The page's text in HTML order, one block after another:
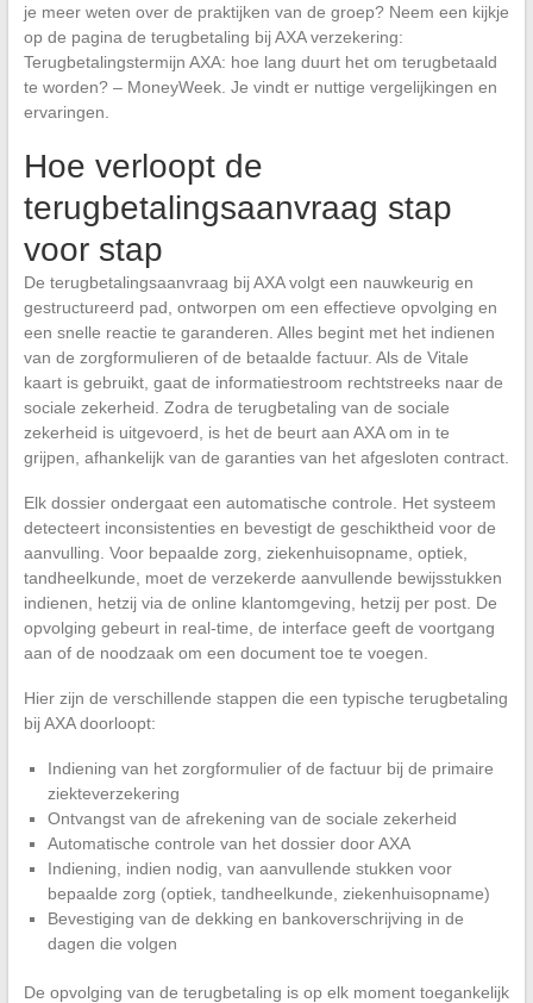
je meer weten over de praktijken van de groep? Neem een kijkje
op de pagina de terugbetaling bij AXA verzekering:
Terugbetalingstermijn AXA: hoe lang duurt het om terugbetaald
te worden? – MoneyWeek. Je vindt er nuttige vergelijkingen en
ervaringen.
Hoe verloopt de
terugbetalingsaanvraag stap
voor stap
De terugbetalingsaanvraag bij AXA volgt een nauwkeurig en
gestructureerd pad, ontworpen om een effectieve opvolging en
een snelle reactie te garanderen. Alles begint met het indienen
van de zorgformulieren of de betaalde factuur. Als de Vitale
kaart is gebruikt, gaat de informatiestroom rechtstreeks naar de
sociale zekerheid. Zodra de terugbetaling van de sociale
zekerheid is uitgevoerd, is het de beurt aan AXA om in te
grijpen, afhankelijk van de garanties van het afgesloten contract.
Elk dossier ondergaat een automatische controle. Het systeem
detecteert inconsistenties en bevestigt de geschiktheid voor de
aanvulling. Voor bepaalde zorg, ziekenhuisopname, optiek,
tandheelkunde, moet de verzekerde aanvullende bewijsstukken
indienen, hetzij via de online klantomgeving, hetzij per post. De
opvolging gebeurt in real-time, de interface geeft de voortgang
aan of de noodzaak om een document toe te voegen.
Hier zijn de verschillende stappen die een typische terugbetaling
bij AXA doorloopt:
Indiening van het zorgformulier of de factuur bij de primaire
ziekteverzekering
Ontvangst van de afrekening van de sociale zekerheid
Automatische controle van het dossier door AXA
Indiening, indien nodig, van aanvullende stukken voor
bepaalde zorg (optiek, tandheelkunde, ziekenhuisopname)
Bevestiging van de dekking en bankoverschrijving in de
dagen die volgen
De opvolging van de terugbetaling is op elk moment toegankelijk